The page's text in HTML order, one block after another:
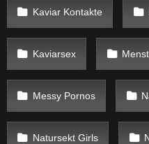
Kaviar Kontakte
Kaviarsex
Messy Pornos
Natursekt Girls